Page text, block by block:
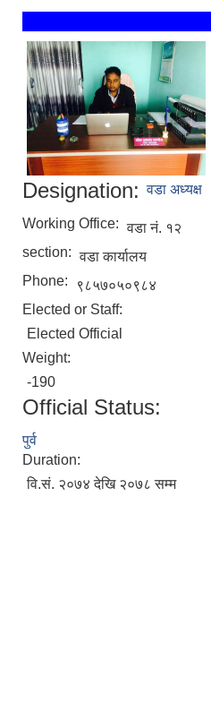
Designation: वडा अध्यक्ष
Working Office: वडा नं. १२
section: वडा कार्यालय
Phone:
९८५७०५०९८४
Elected or Staff:
Elected Official
Weight:
-190
Official Status:
पुर्व
Duration:
वि.सं. २०७४ देखि २०७८ सम्म